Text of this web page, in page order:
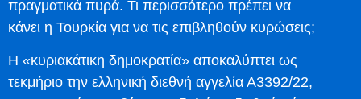
πραγματικά πυρά. Τι περισσότερο πρέπει να
κάνει η Τουρκία για να τις επιβληθούν κυρώσεις;
Η «κυριακάτικη δημοκρατία» αποκαλύπτει ως
τεκμήριο την ελληνική διεθνή αγγελία Α3392/22,